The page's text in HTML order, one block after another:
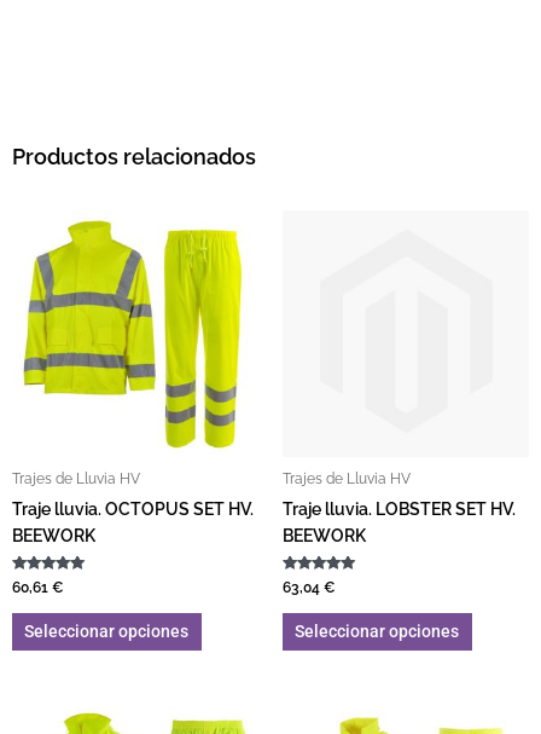
Productos relacionados
Trajes de Lluvia HV
Traje lluvia. OCTOPUS SET HV.
BEEWORK
Valorado con
5.00
de 5
60,61 €
Seleccionar opciones
Trajes de Lluvia HV
Traje lluvia. LOBSTER SET HV.
BEEWORK
Valorado con
5.00
de 5
63,04 €
Seleccionar opciones
Este producto tiene múltiples variantes.